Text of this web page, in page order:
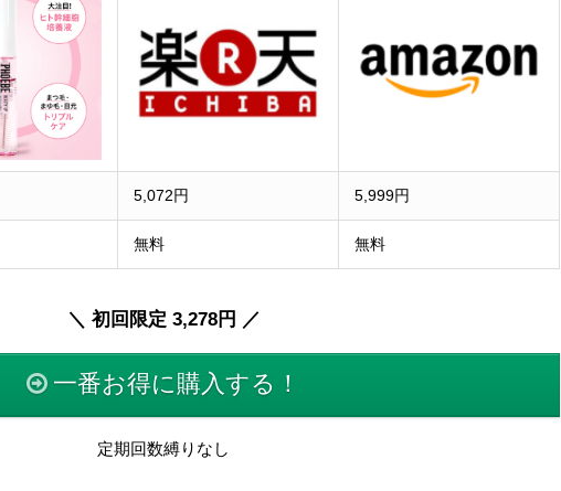
5,072円 5,999円
無料 無料
＼ 初回限定 3,278円 ／
一番お得に購入する！
定期回数縛りなし